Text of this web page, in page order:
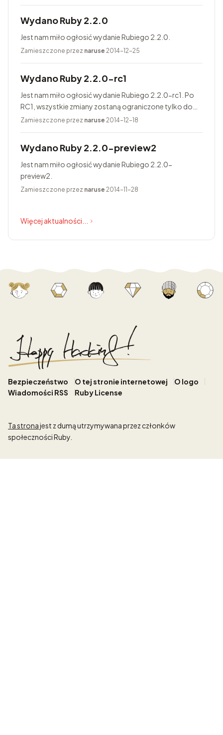
Wydano Ruby 2.2.0
Jest nam miło ogłosić wydanie Rubiego 2.2.0.
Zamieszczone przez naruse 2014-12-25
Wydano Ruby 2.2.0-rc1
Jest nam miło ogłosić wydanie Rubiego 2.2.0-rc1. Po
RC1, wszystkie zmiany zostaną ograniczone tylko do
poprawiania błędów. Finalne wydanie Rubiego 2.2.0
Zamieszczone przez naruse 2014-12-18
Wydano Ruby 2.2.0-preview2
Jest nam miło ogłosić wydanie Rubiego 2.2.0-
preview2.
Zamieszczone przez naruse 2014-11-28
Więcej aktualności...
Bezpieczeństwo O tej stronie internetowej
O logo
Wiadomości RSS
Ruby License
Ta stronajest z dumą utrzymywana przez członków
społeczności Ruby.